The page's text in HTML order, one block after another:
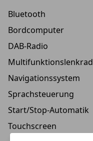
Bluetooth
Bordcomputer
DAB-Radio
Multifunktionslenkrad
Navigationssystem
Sprachsteuerung
Start/Stop-Automatik
Touchscreen